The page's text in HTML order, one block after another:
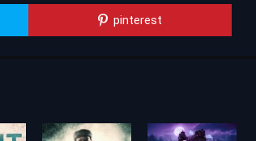
pinterest